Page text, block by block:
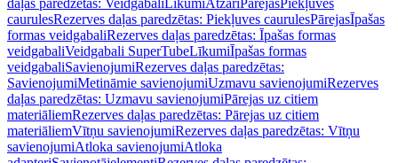
daļas paredzētas: Veidgabali LīkumiAtzari PārejasPiekļuves
caurulesRezerves daļas paredzētas: Piekļuves caurulesPārejasĪpašas
formas veidgabaliRezerves daļas paredzētas: Īpašas formas
veidgabaliVeidgabali SuperTubeLīkumiĪpašas formas
veidgabaliSavienojumiRezerves daļas paredzētas:
SavienojumiMetināmie savienojumiUzmavu savienojumiRezerves
daļas paredzētas: Uzmavu savienojumiPārejas uz citiem
materiāliemRezerves daļas paredzētas: Pārejas uz citiem
materiāliemVītņu savienojumiRezerves daļas paredzētas: Vītņu
savienojumiAtloka savienojumiAtloka